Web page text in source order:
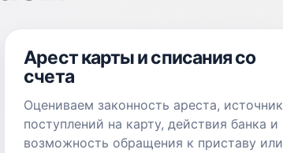
Арест карты и списания со
счета
Оцениваем законность ареста, источник
поступлений на карту, действия банка и
возможность обращения к приставу или